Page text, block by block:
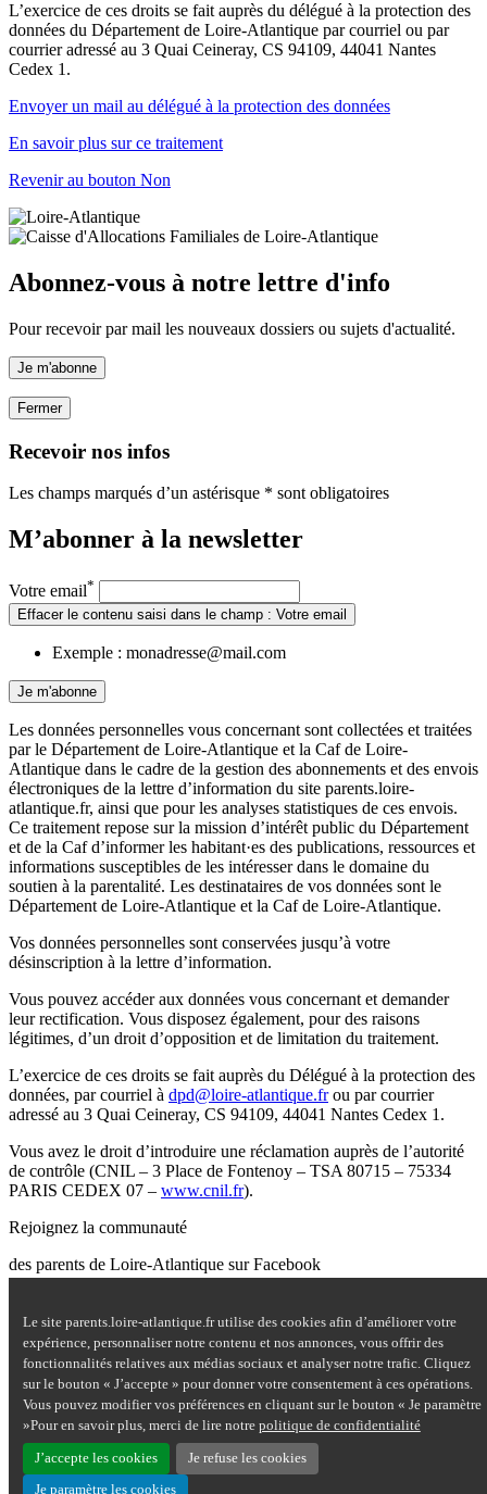
Le site parents.loire-atlantique.fr utilise des cookies afin d’améliorer votre
expérience, personnaliser notre contenu et nos annonces, vous offrir des
fonctionnalités relatives aux médias sociaux et analyser notre trafic. Cliquez
sur le bouton « J’accepte » pour donner votre consentement à ces opérations.
Vous pouvez modifier vos préférences en cliquant sur le bouton « Je paramètre
»Pour en savoir plus, merci de lire notre politique de confidentialité
J’accepte les cookies Je refuse les cookies
Je paramètre les cookies
L’exercice de ces droits se fait auprès du délégué à la protection des
données du Département de Loire-Atlantique par courriel ou par
courrier adressé au 3 Quai Ceineray, CS 94109, 44041 Nantes
Cedex 1.
Envoyer un mail au délégué à la protection des données
En savoir plus sur ce traitement
Revenir au bouton Non
Abonnez-vous à notre lettre d'info
Pour recevoir par mail les nouveaux dossiers ou sujets d'actualité.
Je m'abonne
Fermer
Recevoir nos infos
Les champs marqués d’un astérisque * sont obligatoires
M’abonner à la newsletter
Votre email*
Effacer le contenu saisi dans le champ : Votre email
Exemple : monadresse@mail.com
Je m'abonne
Les données personnelles vous concernant sont collectées et traitées
par le Département de Loire-Atlantique et la Caf de Loire-
Atlantique dans le cadre de la gestion des abonnements et des envois
électroniques de la lettre d’information du site parents.loire-
atlantique.fr, ainsi que pour les analyses statistiques de ces envois.
Ce traitement repose sur la mission d’intérêt public du Département
et de la Caf d’informer les habitant·es des publications, ressources et
informations susceptibles de les intéresser dans le domaine du
soutien à la parentalité. Les destinataires de vos données sont le
Département de Loire-Atlantique et la Caf de Loire-Atlantique.
Vos données personnelles sont conservées jusqu’à votre
désinscription à la lettre d’information.
Vous pouvez accéder aux données vous concernant et demander
leur rectification. Vous disposez également, pour des raisons
légitimes, d’un droit d’opposition et de limitation du traitement.
L’exercice de ces droits se fait auprès du Délégué à la protection des
données, par courriel à dpd@loire-atlantique.frou par courrier
adressé au 3 Quai Ceineray, CS 94109, 44041 Nantes Cedex 1.
Vous avez le droit d’introduire une réclamation auprès de l’autorité
de contrôle (CNIL – 3 Place de Fontenoy – TSA 80715 – 75334
PARIS CEDEX 07 – www.cnil.fr).
Rejoignez la communauté
des parents de Loire-Atlantique sur Facebook
Nous contacter
Mentions légales
Plan du site
Accessibilité : partiellement conforme
Aide
Données personnelles
Cookies